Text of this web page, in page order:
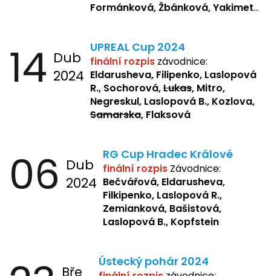
Formánková, Žbánková, Yakimets,
14 Dub
2024
UPREAL Cup 2024
finální rozpis závodnice:
Eldarusheva, Filipenko, Laslopová
R., Sochorová,Lukas, Mitro,
Negreskul, Laslopová B., Kozlova,
Samarska, Flaksová
06 Dub
2024
RG Cup Hradec Králové
finální rozpis Závodnice:
Bečvářová, Eldarusheva,
Filkipenko, Laslopová R.,
Zemianková, Bašistová,
Laslopová B., Kopfstein
Bře
Ústecký pohár 2024